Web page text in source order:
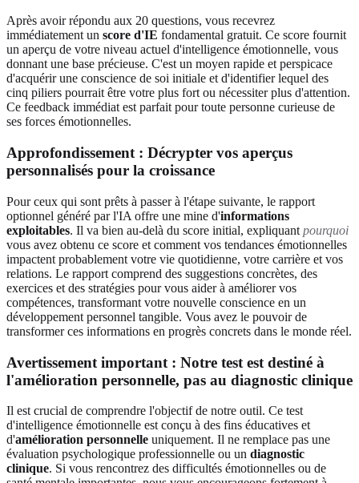
Après avoir répondu aux 20 questions, vous recevrez
immédiatement un score d'IE fondamental gratuit. Ce score fournit
un aperçu de votre niveau actuel d'intelligence émotionnelle, vous
donnant une base précieuse. C'est un moyen rapide et perspicace
d'acquérir une conscience de soi initiale et d'identifier lequel des
cinq piliers pourrait être votre plus fort ou nécessiter plus d'attention.
Ce feedback immédiat est parfait pour toute personne curieuse de
ses forces émotionnelles.
Approfondissement : Décrypter vos aperçus
personnalisés pour la croissance
Pour ceux qui sont prêts à passer à l'étape suivante, le rapport
optionnel généré par l'IA offre une mine d'informations
exploitables. Il va bien au-delà du score initial, expliquant pourquoi
vous avez obtenu ce score et comment vos tendances émotionnelles
impactent probablement votre vie quotidienne, votre carrière et vos
relations. Le rapport comprend des suggestions concrètes, des
exercices et des stratégies pour vous aider à améliorer vos
compétences, transformant votre nouvelle conscience en un
développement personnel tangible. Vous avez le pouvoir de
transformer ces informations en progrès concrets dans le monde réel.
Avertissement important : Notre test est destiné à
l'amélioration personnelle, pas au diagnostic clinique
Il est crucial de comprendre l'objectif de notre outil. Ce test
d'intelligence émotionnelle est conçu à des fins éducatives et
d'amélioration personnelle uniquement. Il ne remplace pas une
évaluation psychologique professionnelle ou un diagnostic
clinique. Si vous rencontrez des difficultés émotionnelles ou de